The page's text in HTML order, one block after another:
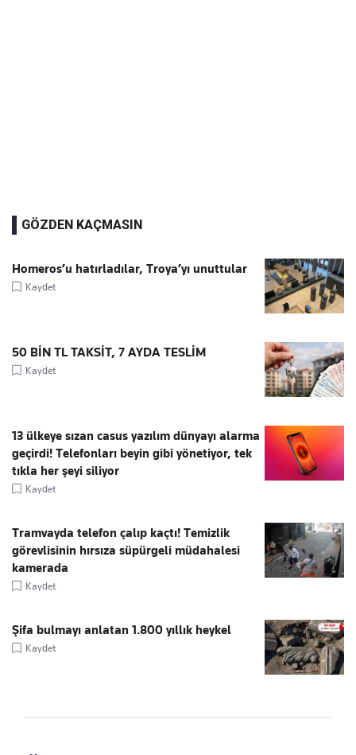
GÖZDEN KAÇMASIN
Homeros’u hatırladılar, Troya’yı unuttular
Kaydet
50 BİN TL TAKSİT, 7 AYDA TESLİM
Kaydet
13 ülkeye sızan casus yazılım dünyayı alarma
geçirdi! Telefonları beyin gibi yönetiyor, tek
tıkla her şeyi siliyor
Kaydet
Tramvayda telefon çalıp kaçtı! Temizlik
görevlisinin hırsıza süpürgeli müdahalesi
kamerada
Kaydet
Şifa bulmayı anlatan 1.800 yıllık heykel
Kaydet